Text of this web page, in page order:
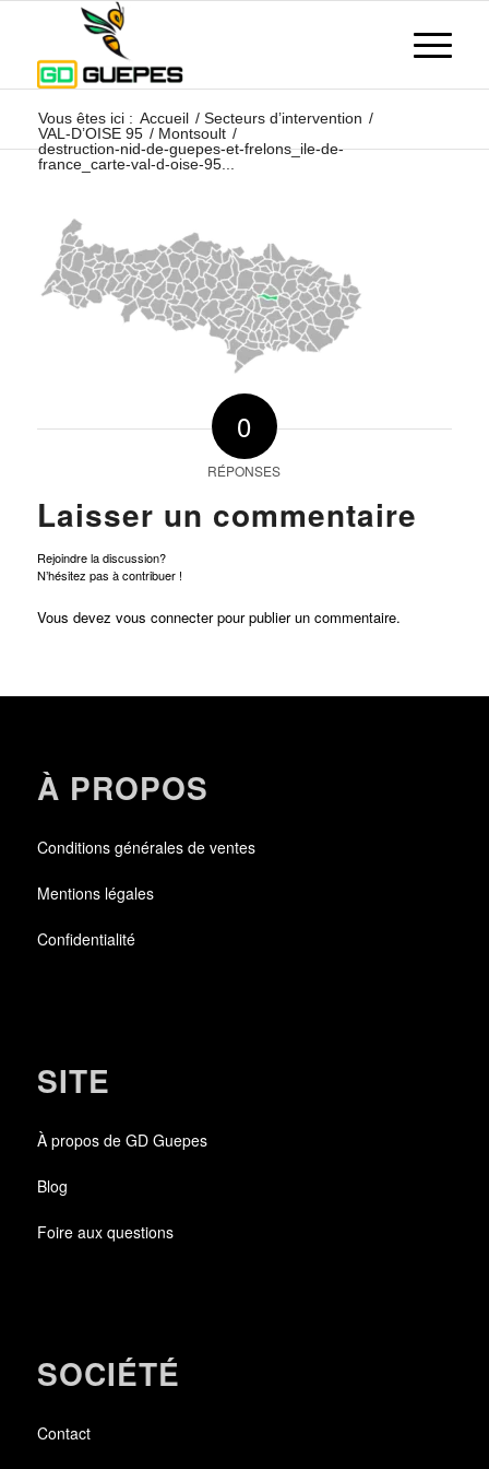
Vous êtes ici : Accueil / Secteurs d’intervention /
VAL-D’OISE 95 / Montsoult /
destruction-nid-de-guepes-et-frelons_ile-de-
france_carte-val-d-oise-95...
0
RÉPONSES
Laisser un commentaire
Rejoindre la discussion?
N’hésitez pas à contribuer !
Vous devez vous connecterpour publier un commentaire.
À PROPOS
Conditions générales de ventes
Mentions légales
Confidentialité
SITE
À propos de GD Guepes
Blog
Foire aux questions
SOCIÉTÉ
Contact